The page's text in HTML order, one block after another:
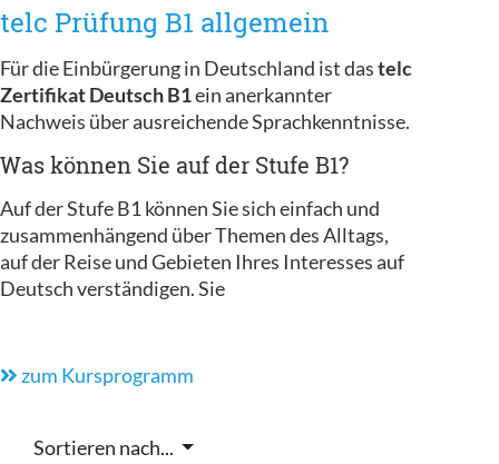
telc Prüfung B1 allgemein
Für die Einbürgerung in Deutschland ist dastelc
Zertifikat Deutsch B1ein anerkannter
Nachweis über ausreichende Sprachkenntnisse.
Was können Sie auf der Stufe B1?
Auf der Stufe B1 können Sie sich einfach und
zusammenhängend über Themen des Alltags,
auf der Reise und Gebieten Ihres Interesses auf
Deutsch verständigen. Sie
zum Kursprogramm
Sortieren nach...